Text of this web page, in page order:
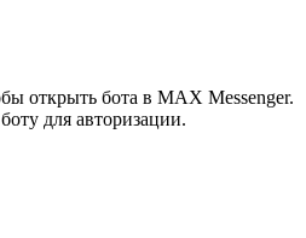
открыть бота в MAX Messenger.
для авторизации.